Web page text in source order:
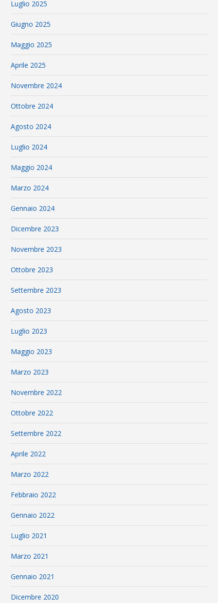
Luglio 2025
Giugno 2025
Maggio 2025
Aprile 2025
Novembre 2024
Ottobre 2024
Agosto 2024
Luglio 2024
Maggio 2024
Marzo 2024
Gennaio 2024
Dicembre 2023
Novembre 2023
Ottobre 2023
Settembre 2023
Agosto 2023
Luglio 2023
Maggio 2023
Marzo 2023
Novembre 2022
Ottobre 2022
Settembre 2022
Aprile 2022
Marzo 2022
Febbraio 2022
Gennaio 2022
Luglio 2021
Marzo 2021
Gennaio 2021
Dicembre 2020